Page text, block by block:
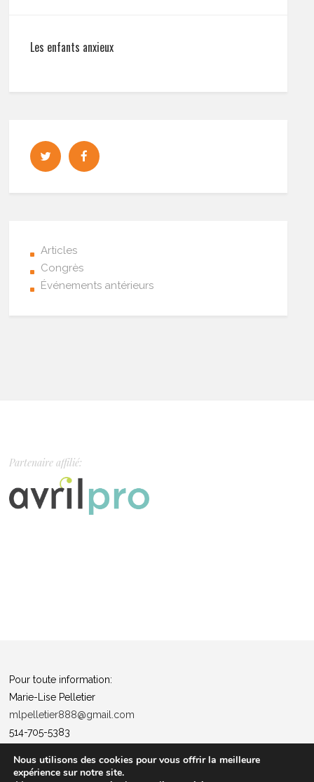
Les enfants anxieux
Articles
Congrès
Événements antérieurs
Partenaire affilié:
Pour toute information:
Marie-Lise Pelletier
mlpelletier888@gmail.com
514-705-5383
Nous utilisons des cookies pour vous offrir la meilleure
expérience sur notre site.